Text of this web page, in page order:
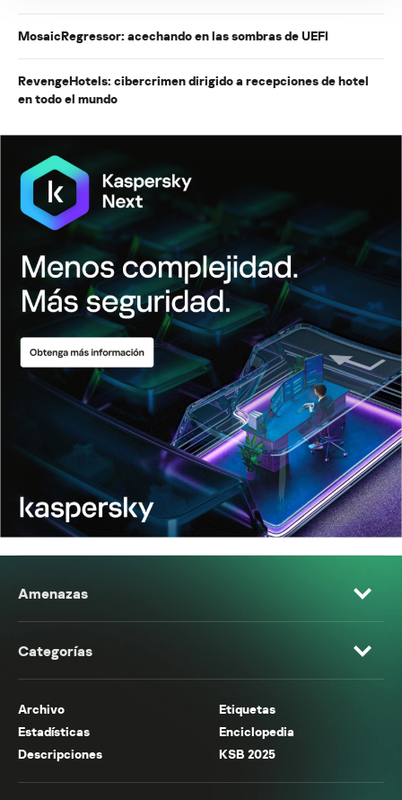
MosaicRegressor: acechando en las sombras de UEFI
RevengeHotels: cibercrimen dirigido a recepciones de hotel
en todo el mundo
Amenazas
Categorías
Archivo
Etiquetas
Estadísticas
Enciclopedia
Descripciones
KSB 2025